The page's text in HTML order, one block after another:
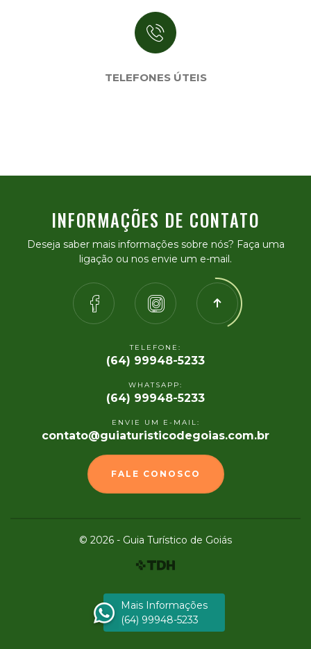
TELEFONES ÚTEIS
INFORMAÇÕES DE CONTATO
Deseja saber mais informações sobre nós? Faça uma
ligação ou nos envie um e-mail.
TELEFONE:
(64) 99948-5233
WHATSAPP:
(64) 99948-5233
ENVIE UM E-MAIL:
contato@guiaturisticodegoias.com.br
FALE CONOSCO
© 2026 - Guia Turístico de Goiás
Mais Informações
(64) 99948-5233